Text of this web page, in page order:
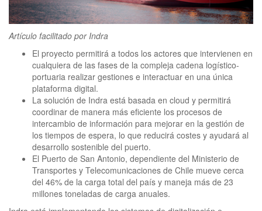
Artículo facilitado porIndra
El proyecto permitirá a todos los actores que intervienen en
cualquiera de las fases de la compleja cadena logístico-
portuaria realizar gestiones e interactuar en una única
plataforma digital.
La solución de Indra está basada en cloud y permitirá
coordinar de manera más eficiente los procesos de
intercambio de información para mejorar en la gestión de
los tiempos de espera, lo que reducirá costes y ayudará al
desarrollo sostenible del puerto.
El Puerto de San Antonio, dependiente del Ministerio de
Transportes y Telecomunicaciones de Chile mueve cerca
del 46% de la carga total del país y maneja más de 23
millones toneladas de carga anuales.